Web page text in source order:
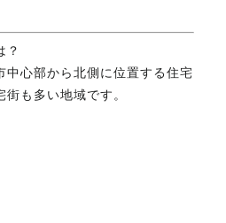
15:00（要予約）
曜日および日曜祝祭日
？
中心部から北側に位置する住宅
も多い地域です。